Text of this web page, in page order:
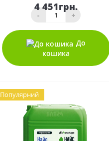
4 451грн.
- +
До
кошика
Популярний